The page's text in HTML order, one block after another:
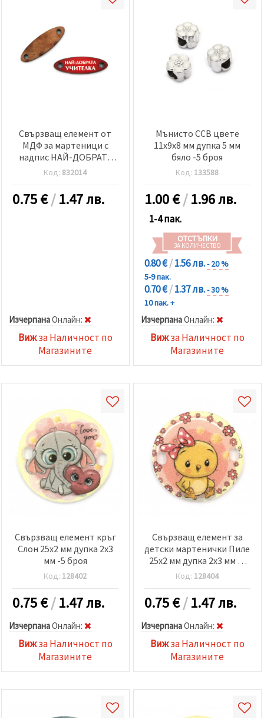
Свързващ елемент от
МДФ за мартеници с
надпис НАЙ-ДОБРАТА
УЧИТЕЛКА 40x13x3 мм
дупка 3 мм -5 броя
Код: 832014
0.75€/1.47 лв.
ИзчерпанаOнлайн:
Вижза Наличност по
Магазините
Мънисто CCB цвете
11x9x8 мм дупка 5 мм
бяло -5 броя
Код: 133588
1.00€/1.96 лв.
1-4 пак.
ОТСТЪПКИ
ЗА КОЛИЧЕСТВО
0.80 €/1.56 лв.- 20 %
5-9 пак.
0.70 €/1.37 лв.- 30 %
10 пак. +
ИзчерпанаOнлайн:
Вижза Наличност по
Магазините
Свързващ елемент кръг
Слон 25x2 мм дупка 2x3
мм -5 броя
Код: 128402
0.75€/1.47 лв.
ИзчерпанаOнлайн:
Вижза Наличност по
Магазините
Свързващ елемент за
детски мартенички Пиле
25x2 мм дупка 2x3 мм -5
броя
Код: 128404
0.75€/1.47 лв.
ИзчерпанаOнлайн:
Вижза Наличност по
Магазините